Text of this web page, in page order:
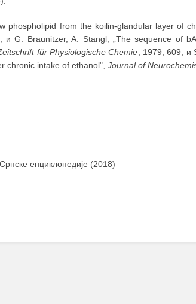
phospholipid from the koilin-glandular layer of
и G. Braunitzer, A. Stangl, „The sequence of
für Physiologische Chemie , 1979, 609; и
chronic intake of ethanol", Journal of
енциклопедије (2018)